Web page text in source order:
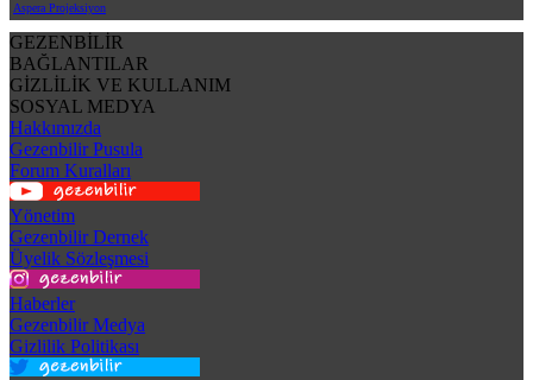
Aspera Projeksiyon
GEZENBİLİR
BAĞLANTILAR
GİZLİLİK VE KULLANIM
SOSYAL MEDYA
Hakkımızda
Gezenbilir Pusula
Forum Kuralları
Yönetim
Gezenbilir Dernek
Üyelik Sözleşmesi
Haberler
Gezenbilir Medya
Gizlilik Politikası